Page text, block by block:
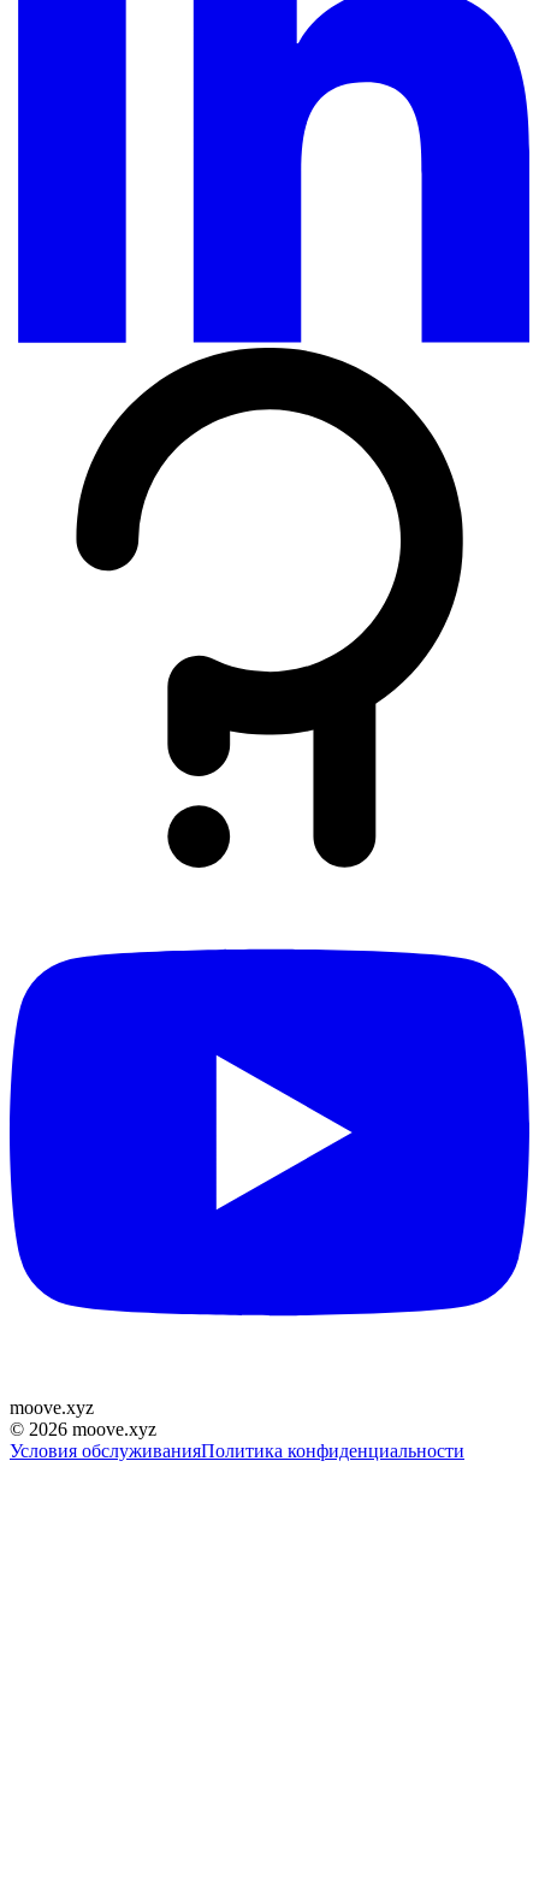
moove.xyz
© 2026 moove.xyz
Условия обслуживанияПолитика конфиденциальности